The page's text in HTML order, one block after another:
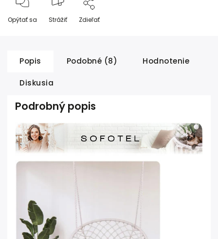
Opýtať sa Strážiť Zdieľať
Popis Podobné (8) Hodnotenie
Diskusia
Podrobný popis